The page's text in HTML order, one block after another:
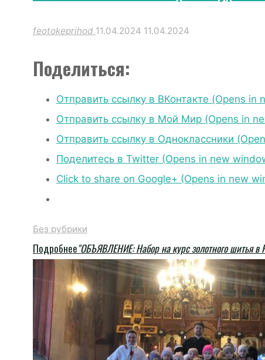
feotokeprihod 11.04.2024 11.04.2024
Поделиться:
Отправить ссылку в ВКонтакте (Opens in
Отправить ссылку в Мой Мир (Opens in
Отправить ссылку в Одноклассники
Поделитесь в Twitter (Opens in new
Click to share on Google+ (Opens in new
Без рубрики
Подробнее"ОБЪЯВЛЕНИЕ: Набор на курс золотного шитья